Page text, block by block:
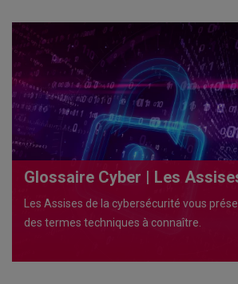
Glossaire Cyber | Les
Les Assises de la cybersécurité vous
des termes techniques à connaître.